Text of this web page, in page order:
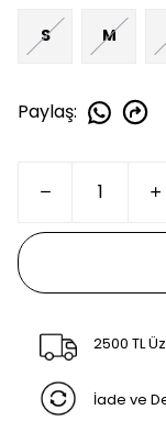
S M
Paylaş:
2500 TL
İade ve